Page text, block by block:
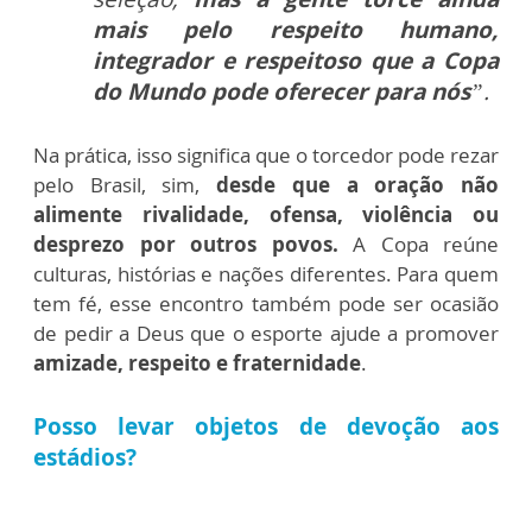
mais pelo respeito humano,
integrador e respeitoso que a Copa
do Mundo pode oferecer para nós”.
Na prática, isso significa que o torcedor pode rezar
pelo Brasil, sim,desde que a oração não
alimente rivalidade, ofensa, violência ou
desprezo por outros povos. A Copa reúne
culturas, histórias e nações diferentes. Para quem
tem fé, esse encontro também pode ser ocasião
de pedir a Deus que o esporte ajude a promover
amizade, respeito e fraternidade.
Posso levar objetos de devoção aos
estádios?